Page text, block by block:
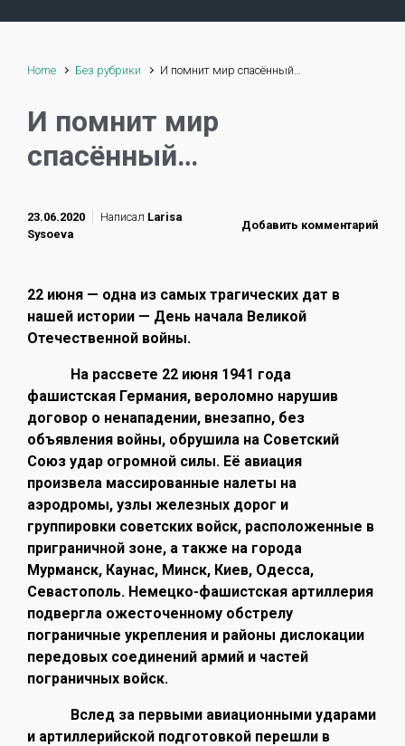
Home Без рубрики И помнит мир спасённый…
И помнит мир
спасённый…
23.06.2020 Написал Larisa
Sysoeva
Добавить комментарий
22 июня — одна из самых трагических дат в
нашей истории — День начала Великой
Отечественной войны.
На рассвете 22 июня 1941 года
фашистская Германия, вероломно нарушив
договор о ненападении, внезапно, без
объявления войны, обрушила на Советский
Союз удар огромной силы. Её авиация
произвела массированные налеты на
аэродромы, узлы железных дорог и
группировки советских войск, расположенные в
приграничной зоне, а также на города
Мурманск, Каунас, Минск, Киев, Одесса,
Севастополь. Немецко-фашистская артиллерия
подвергла ожесточенному обстрелу
пограничные укрепления и районы дислокации
передовых соединений армий и частей
пограничных войск.
Вслед за первыми авиационными ударами
и артиллерийской подготовкой перешли в